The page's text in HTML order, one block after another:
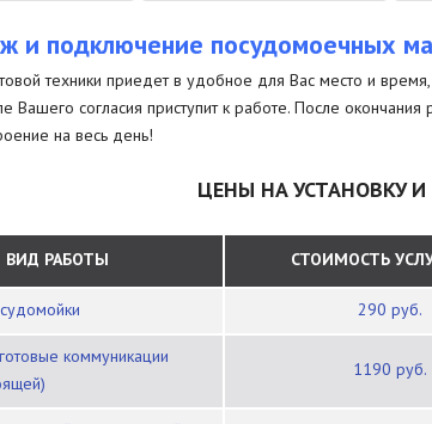
и подключение посудомоечных
техники приедет в удобное для Вас место и время,
Вашего согласия приступит к работе. После
на весь день!
ЦЕНЫ НА УСТАНОВКУ
ВИД РАБОТЫ СТОИМОСТЬ
290 руб.
1190 руб.